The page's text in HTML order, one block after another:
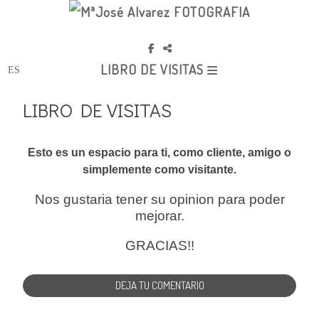
LIBRO DE VISITAS
LIBRO DE VISITAS
Esto es un espacio para ti, como cliente, amigo o
simplemente como visitante.
Nos gustaria tener su opinion para poder
mejorar.
GRACIAS!!
DEJA TU COMENTARIO